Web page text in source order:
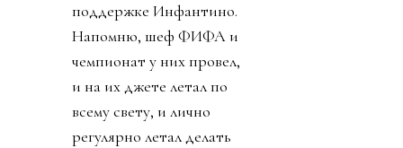
поддержке Инфантино.
Напомню, шеф ФИФА и
чемпионат у них провел,
и на их джете летал по
всему свету, и лично
регулярно летал делать